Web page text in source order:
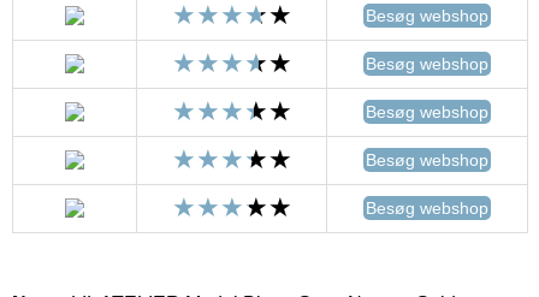
Besøg webshop
Besøg webshop
Besøg webshop
Besøg webshop
Besøg webshop